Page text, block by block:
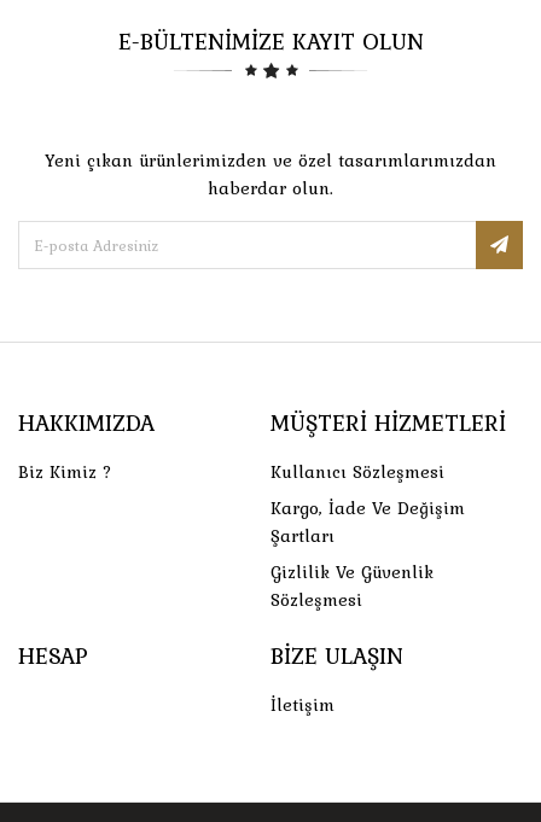
E-BÜLTENİMİZE KAYIT OLUN
Yeni çıkan ürünlerimizden ve özel tasarımlarımızdan
haberdar olun.
HAKKIMIZDA
Biz Kimiz ?
MÜŞTERI HIZMETLERI
Kullanıcı Sözleşmesi
Kargo, İade Ve Değişim
Şartları
Gizlilik Ve Güvenlik
Sözleşmesi
HESAP BIZE ULAŞIN
İletişim